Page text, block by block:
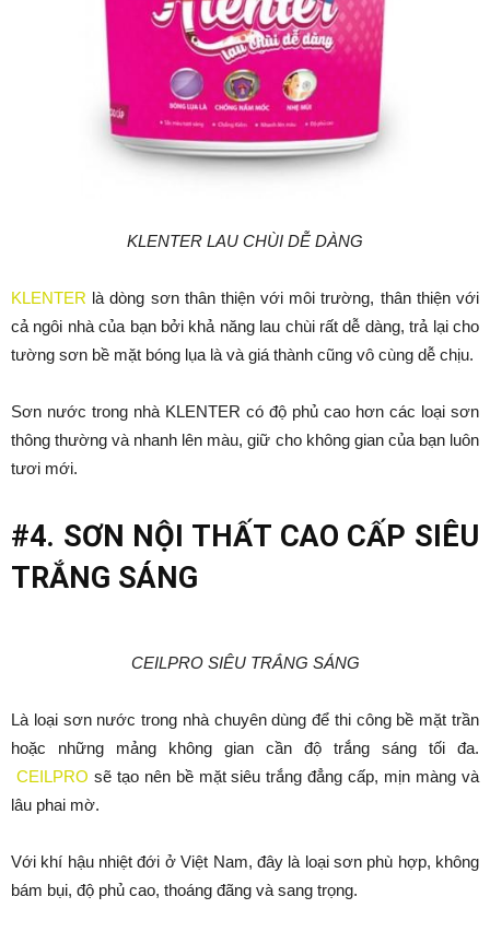
KLENTER LAU CHÙI DỄ DÀNG
KLENTER là dòng sơn thân thiện với môi trường, thân thiện với
cả ngôi nhà của bạn bởi khả năng lau chùi rất dễ dàng, trả lại cho
tường sơn bề mặt bóng lụa là và giá thành cũng vô cùng dễ chịu.
Sơn nước trong nhà KLENTER có độ phủ cao hơn các loại sơn
thông thường và nhanh lên màu, giữ cho không gian của bạn luôn
tươi mới.
#4. SƠN NỘI THẤT CAO CẤP SIÊU
TRẮNG SÁNG
CEILPRO SIÊU TRẮNG SÁNG
Là loại sơn nước trong nhà chuyên dùng để thi công bề mặt trần
hoặc những mảng không gian cần độ trắng sáng tối đa.
CEILPRO sẽ tạo nên bề mặt siêu trắng đẳng cấp, mịn màng và
lâu phai mờ.
Với khí hậu nhiệt đới ở Việt Nam, đây là loại sơn phù hợp, không
bám bụi, độ phủ cao, thoáng đãng và sang trọng.